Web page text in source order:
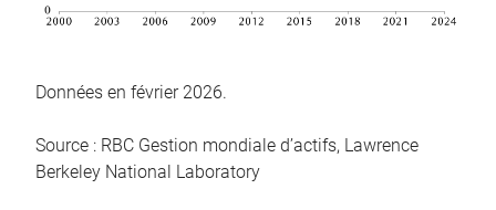
Données en février 2026.
Source : RBC Gestion mondiale d’actifs, Lawrence
Berkeley National Laboratory